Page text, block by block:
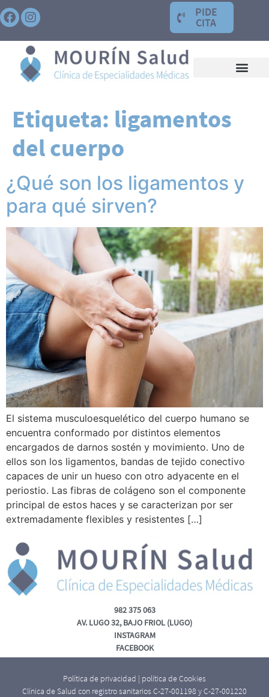
PIDE
CITA
Etiqueta: ligamentos
del cuerpo
¿Qué son los ligamentos y
para qué sirven?
El sistema musculoesquelético del cuerpo humano se
encuentra conformado por distintos elementos
encargados de darnos sostén y movimiento. Uno de
ellos son los ligamentos, bandas de tejido conectivo
capaces de unir un hueso con otro adyacente en el
periostio. Las fibras de colágeno son el componente
principal de estos haces y se caracterizan por ser
extremadamente flexibles y resistentes […]
982 375 063
AV. LUGO 32, BAJO FRIOL (LUGO)
INSTAGRAM
FACEBOOK
Política de privacidad | política de Cookies
Clínica de Salud con registro sanitarios C-27-001198 y C-27-001220